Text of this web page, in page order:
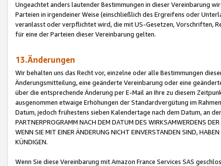
Ungeachtet anders lautender Bestimmungen in dieser Vereinbarung
Parteien in irgendeiner Weise (einschließlich des Ergreifens oder
veranlasst oder verpflichtet wird, die mit US-Gesetzen, Vorschriften,
für eine der Parteien dieser Vereinbarung gelten.
13.Änderungen
Wir behalten uns das Recht vor, einzelne oder alle Bestimmungen
Änderungsmitteilung, eine geänderte Vereinbarung oder eine
über die entsprechende Änderung per E-Mail an Ihre zu diesem
ausgenommen etwaige Erhöhungen der Standardvergütung im
Datum, jedoch frühestens sieben Kalendertage nach dem Datum, an
PARTNERPROGRAMM NACH DEM DATUM DES WIRKSAMWERDENS
WENN SIE MIT EINER ÄNDERUNG NICHT EINVERSTANDEN SIND,
KÜNDIGEN.
Wenn Sie diese Vereinbarung mit Amazon France Services SAS